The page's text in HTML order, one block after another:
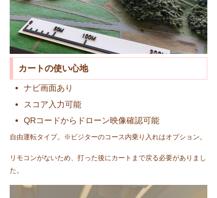
カートの使い心地
ナビ画面あり
スコア入力可能
QRコードからドローン映像確認可能
自由運転タイプ。※ビジターのコース内乗り入れはオプション。
リモコンがないため、打った後にカートまで戻る必要がありまし
た。